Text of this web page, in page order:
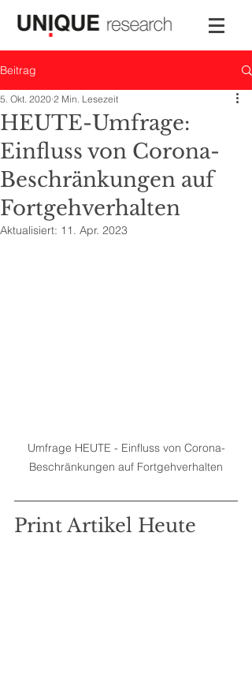
Beitrag
HEUTE-Umfrage:
Einfluss von Corona-
Beschränkungen auf
Fortgehverhalten
5. Okt. 2020 2 Min. Lesezeit
Aktualisiert: 11. Apr. 2023
Umfrage HEUTE - Einfluss von Corona-
Beschränkungen auf Fortgehverhalten
Print Artikel Heute